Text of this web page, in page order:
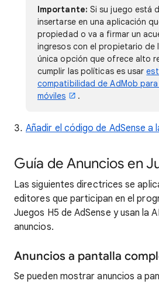
Importante: Si su juego está
insertarse en una aplicación
propiedad o va a firmar un
ingresos con el propietario de
única opción que ofrece alto
cumplir las políticas es usar
compatibilidad de AdMob
móviles
.
Añadir el código de AdSense a
Guía de Anuncios en
Las siguientes directrices se
editores que participan en el
Juegos H5 de AdSense y usan la
anuncios.
Anuncios a pantalla
Se pueden mostrar anuncios a